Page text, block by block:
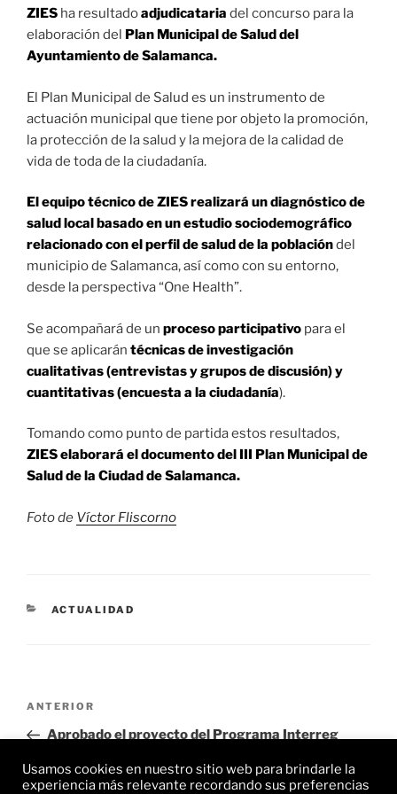
ZIES ha resultadoadjudicataria del concurso para la
elaboración del Plan Municipal de Salud del
Ayuntamiento de Salamanca.
El Plan Municipal de Salud es un instrumento de
actuación municipal que tiene por objeto la promoción,
la protección de la salud y la mejora de la calidad de
vida de toda de la ciudadanía.
El equipo técnico de ZIES realizará un diagnóstico de
salud local basado en un estudio sociodemográfico
relacionado con el perfil de salud de la poblacióndel
municipio de Salamanca, así como con su entorno,
desde la perspectiva “One Health”.
Se acompañará de un proceso participativo para el
que se aplicarán técnicas de investigación
cualitativas (entrevistas y grupos de discusión) y
cuantitativas (encuesta a la ciudadanía).
Tomando como punto de partida estos resultados,
ZIES elaborará el documento del III Plan Municipal de
Salud de la Ciudad de Salamanca.
Foto de Víctor Fliscorno
CATEGORÍAS
ACTUALIDAD
Navegación
entradas
Entrada
anterior:
ANTERIOR
Aprobado el proyecto del Programa Interreg
Usamos cookies en nuestro sitio web para brindarle la
experiencia más relevante recordando sus preferencias